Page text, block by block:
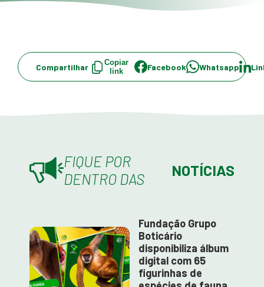
Compartilhar
Copiar
link
Facebook Whatsapp
FIQUE POR
DENTRO DAS
NOTÍCIAS
Fundação Grupo
Boticário
disponibiliza álbum
digital com 65
figurinhas de